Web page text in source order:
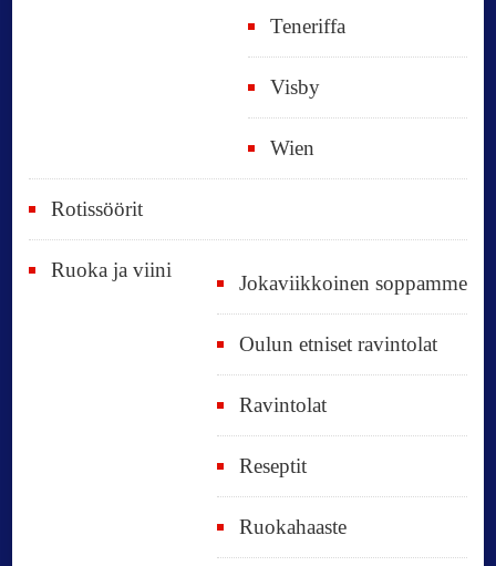
Teneriffa
Visby
Wien
Rotissöörit
Ruoka ja viini
Jokaviikkoinen soppamme
Oulun etniset ravintolat
Ravintolat
Reseptit
Ruokahaaste